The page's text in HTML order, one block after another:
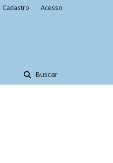
Buscar
Cadastro Acesso